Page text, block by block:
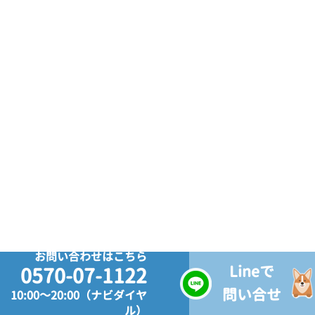
お問い合わせはこちら
0570-07-1122
10:00～20:00（ナビダイヤ
ル）
Lineで
問い合せ